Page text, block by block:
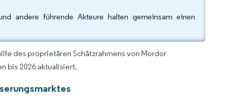
andere führende Akteure halten gemeinsam einen
des proprietären Schätzrahmens von Mordor
bis 2026 aktualisiert.